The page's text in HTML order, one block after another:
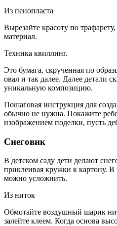
Из пенопласта
Вырезайте красоту по
материал.
Техника квиллинг.
Это бумага, скрученная по
овал и так далее. Далее детали
уникальную композицию.
Пошаговая инструкция для
обычно не нужна. Покажите
изображением поделки, пусть
Снеговик
В детском саду дети делают
приклеивая кружки к картону. В
можно усложнить.
Из ниток
Обмотайте воздушный шарик
залейте клеем. Когда основа